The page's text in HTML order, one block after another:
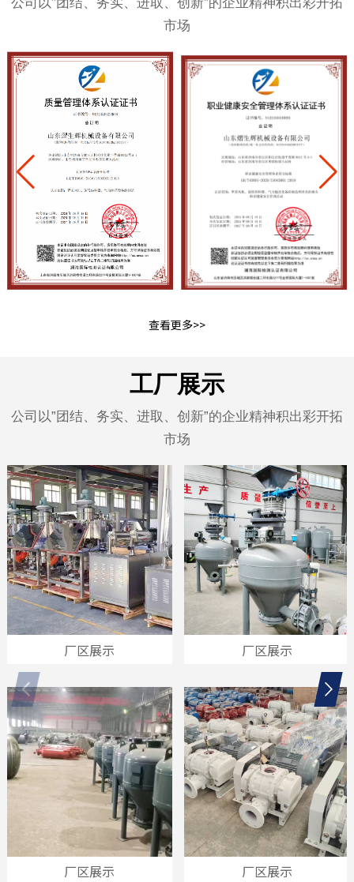
市场
查看更多>>
工厂展示
公司以”团结、务实、进取、创新”的企业精神积出彩开拓
市场
厂区展示
厂区展示
厂区展示
厂区展示